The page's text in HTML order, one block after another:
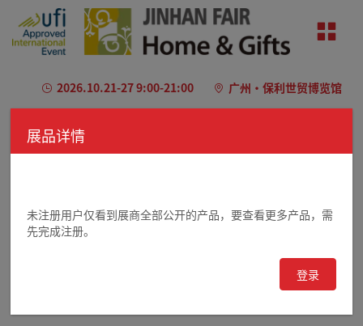
2026.10.21-27 9:00-21:00 广州·保利世贸博览馆
展品详情
未注册用户仅看到展商全部公开的产品，要查看更多产品，需
先完成注册。
登录